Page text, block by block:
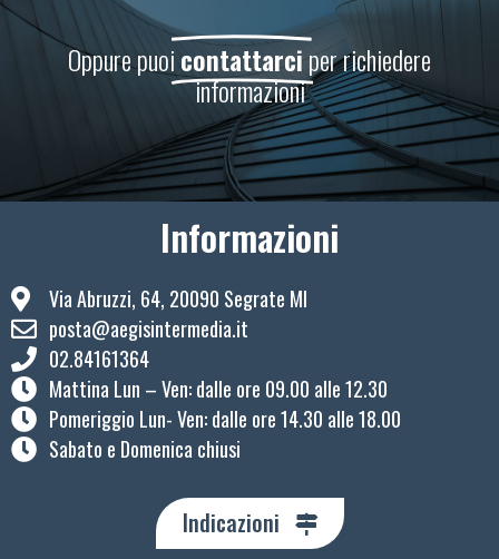
Oppure puoicontattarciper richiedere
informazioni
Informazioni
Via Abruzzi, 64, 20090 Segrate MI
posta@aegisintermedia.it
02.84161364
Mattina Lun – Ven: ​dalle ore 09.00 alle 12.30
Pomeriggio Lun- Ven: dalle ore 14.30 alle 18.00
Sabato e Domenica chiusi
Indicazioni